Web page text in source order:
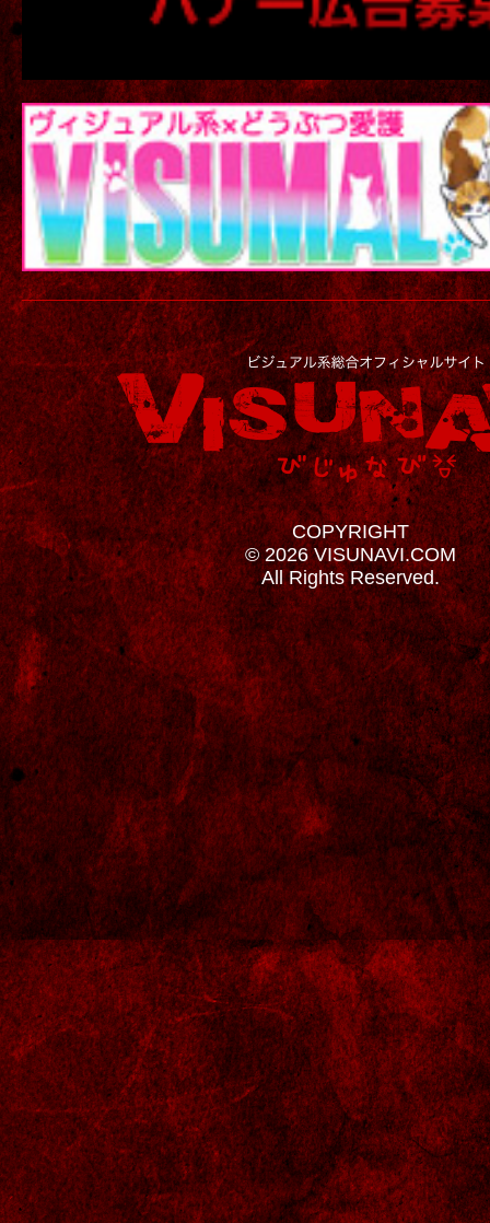
COPYRIGHT
© 2026 VISUNAVI.COM
All Rights Reserved.